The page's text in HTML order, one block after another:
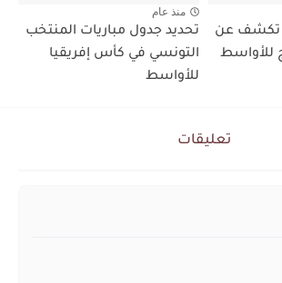
تكشف عن
للأواسط
منذ عام
تحديد جدول مباريات المنتخب
التونسي في كأس إفريقيا
للأواسط
تعليقات